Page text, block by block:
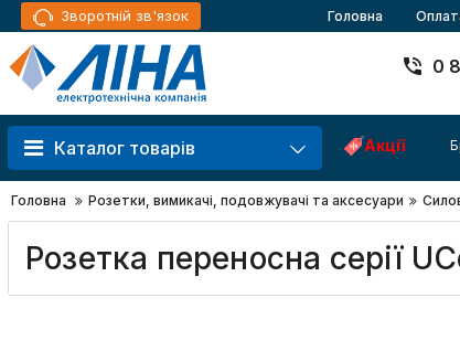
Зворотній зв'язок Головна
0
Каталог товарів Акції
Головна Розетки, вимикачі, подовжувачі та аксесуари
Розетка переносна серії